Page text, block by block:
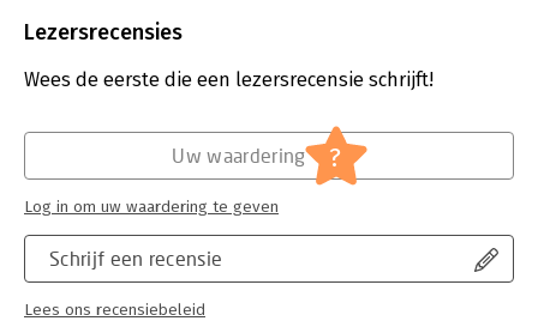
Bindwijze:
Uitgever:
Harvard Business School Press
Hoofdrubriek: Persoonlijke effectiviteit
Lezersrecensies
Wees de eerste die een lezersrecensie schrijft!
Schrijf een recensie
Lees ons recensiebeleid
Uw waardering ?
Log in om uw waardering te geven